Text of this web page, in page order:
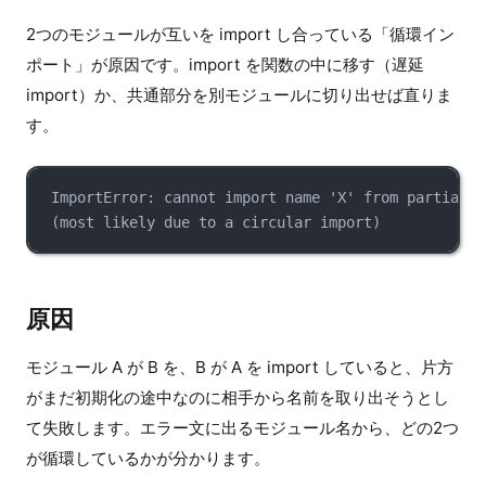
2つのモジュールが互いを import し合っている「循環イン
ポート」が原因です。import を関数の中に移す（遅延
import）か、共通部分を別モジュールに切り出せば直りま
す。
ImportError: cannot import name 'X' from
(most likely due to a circular import)
原因
モジュール A が B を、B が A を import していると、片方
がまだ初期化の途中なのに相手から名前を取り出そうとし
て失敗します。エラー文に出るモジュール名から、どの2つ
が循環しているかが分かります。